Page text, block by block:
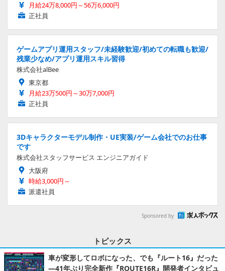
月給24万8,000円～56万6,000円
正社員
ゲームアプリ運用スタッフ/未経験歓迎/初めての転職も歓迎/
残業少なめ/アプリ運用スキル習得
株式会社alBee
東京都
月給23万500円～30万7,000円
正社員
3Dキャラクターモデル制作・UE実装/ゲーム会社でのお仕事
です
株式会社スタッフサービス エンジニアガイド
大阪府
時給3,000円～
派遣社員
Sponsored by
トピックス
車が変形してロボになった、でも『ルート16』だった
―41年ぶり完全新作『ROUTE16R』開発者インタビュ